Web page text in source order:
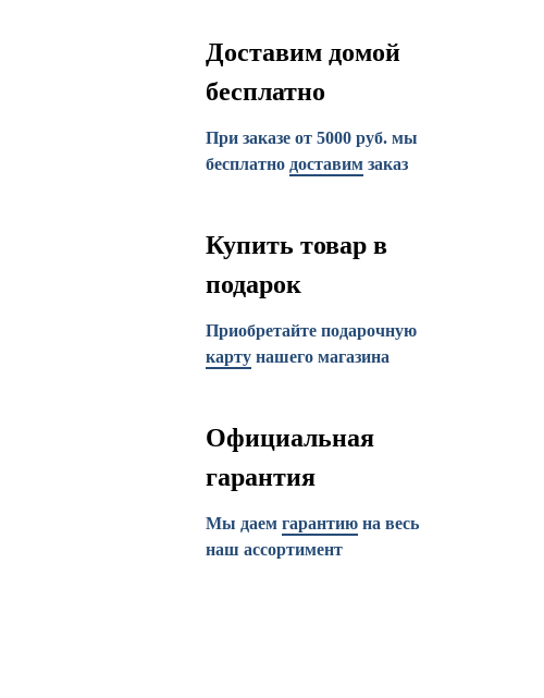
Доставим домой
бесплатно
При заказе от 5000 руб. мы
бесплатно доставим заказ
Купить товар в
подарок
Приобретайте подарочную
карту нашего магазина
Официальная
гарантия
Мы даем гарантию на весь
наш ассортимент